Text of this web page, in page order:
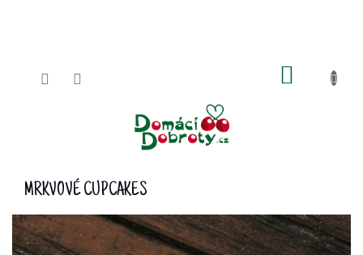
MRKVOVÉ CUPCAKES